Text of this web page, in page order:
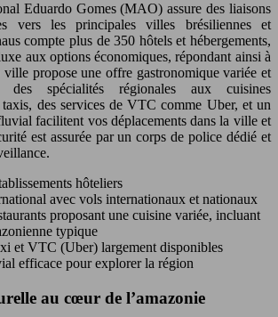
Eduardo Gomes (MAO) assure des liaisons
vers les principales villes brésiliennes et
compte plus de 350 hôtels et hébergements,
aux options économiques, répondant ainsi à
propose une offre gastronomique variée et
des spécialités régionales aux cuisines
des services de VTC comme Uber, et un
facilitent vos déplacements dans la ville et
est assurée par un corps de police dédié et
hôteliers
avec vols internationaux et nationaux
proposant une cuisine variée, incluant
typique
et VTC (Uber) largement disponibles
efficace pour explorer la région
au cœur de l’amazonie